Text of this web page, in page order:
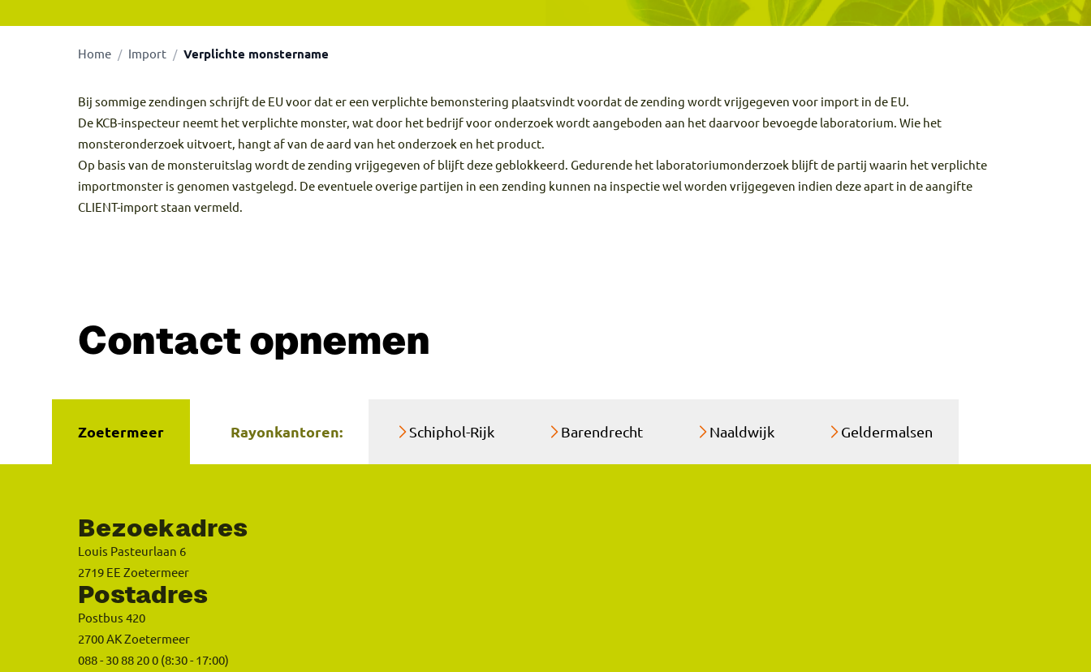
Home / Import / Verplichte monstername
Bij sommige zendingen schrijft de EU voor dat er een verplichte bemonstering plaatsvindt voordat de zending wordt vrijgegeven voor import in de EU.
De KCB-inspecteur neemt het verplichte monster, wat door het bedrijf voor onderzoek wordt aangeboden aan het daarvoor bevoegde laboratorium. Wie het
monsteronderzoek uitvoert, hangt af van de aard van het onderzoek en het product.
Op basis van de monsteruitslag wordt de zending vrijgegeven of blijft deze geblokkeerd. Gedurende het laboratoriumonderzoek blijft de partij waarin het verplichte
importmonster is genomen vastgelegd. De eventuele overige partijen in een zending kunnen na inspectie wel worden vrijgegeven indien deze apart in de aangifte
CLIENT-import staan vermeld.
Contact opnemen
Zoetermeer Rayonkantoren: Schiphol-Rijk Barendrecht Naaldwijk Geldermalsen
Bezoekadres
Louis Pasteurlaan 6
2719 EE Zoetermeer
Postadres
Postbus 420
2700 AK Zoetermeer
088 - 30 88 20 0 (8:30 - 17:00)